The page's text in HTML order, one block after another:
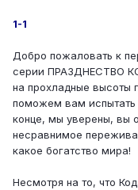
1-1
Добро пожаловать к
серии ПРАЗДНЕСТВО
на прохладные высоты
поможем вам испытать
конце, мы уверены, вы
несравнимое
какое богатство мира!
Несмотря на то, что